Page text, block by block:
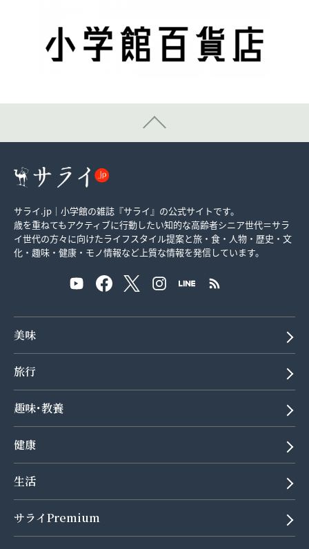
サライ.jp｜小学館の雑誌『サライ』の公式サイトです。
歳を重ねてもアクティブに行動したい知的な高齢者シニア世代＝サラ
イ世代の方々に向けたライフスタイル提案と旅・食・人物・歴史・文
化・趣味・健康・モノ情報など上質な情報を発信しています。
美味
旅行
趣味･教養
健康
生活
サライPremium